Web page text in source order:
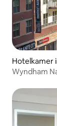
Hotelkamer
Wyndham